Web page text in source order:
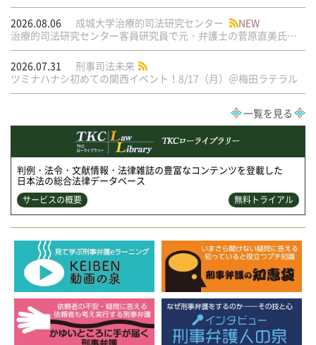
2026.08.06 成城大学治療的司法研究センター
NEW
治療的司法研究センター客員研究員で元・弁護士の菅原直美氏の論文が公刊されました
2026.07.31
刑事司法未来
ツミナハナシ初めての関西イベント！8/17（月）＠梅田ラテラル
一覧を見る
判例・法令・文献情報・法律雑誌の豊富なコンテンツを登載した
日本法の総合法律データベース
サービスの概要 無料トライアル